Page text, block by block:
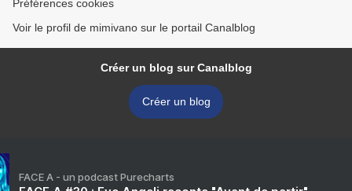
Préférences cookies
Voir le profil de mimivano sur le portail Canalblog
Créer un blog sur Canalblog
Créer un blog
FACE A - un podcast Purecharts